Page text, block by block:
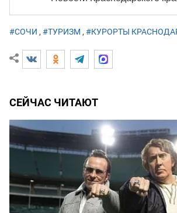
#СОЧИ , #ТУРИЗМ , #КУРОРТЫ
СЕЙЧАС ЧИТАЮТ